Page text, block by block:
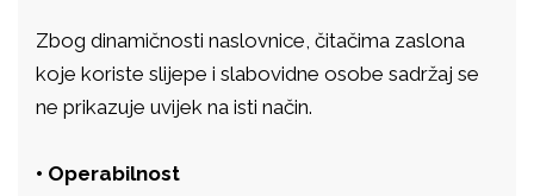
Zbog dinamičnosti naslovnice, čitačima zaslona
koje koriste slijepe i slabovidne osobe sadržaj se
ne prikazuje uvijek na isti način.
• Operabilnost